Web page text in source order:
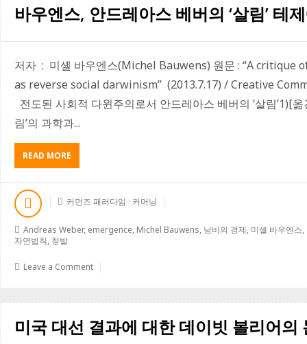
넌
스
하
바우엔스, 안드레아스 베버의 ‘살림’ 테
저자 : 미셸 바우엔스(Michel Bauwens) 원문 : “A critique
as reverse social darwinism” (2013.7.17) / Creative
전도된 사회적 다윈주의로서 안드레아스 베버의 ‘살림’1)[
림’의 과학과...
READ MORE
바
우
스,
드
스
베
‘살
림’
커먼즈 패러다임 · 커머닝
Andreas Weber, emergence, Michel Bauwens, 낭비의 경제, 미셸 바우엔스,
자연법칙, 창발
Leave a Comment
미국 대선 결과에 대한 데이빗 볼리어의